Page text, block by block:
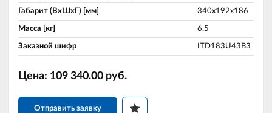
Габарит (ВхШхГ) [мм] 340х192х186
Масса [кг] 6,5
Заказной шифр ITD183U43B3
Цена: 109 340.00 руб.
Отправить заявку